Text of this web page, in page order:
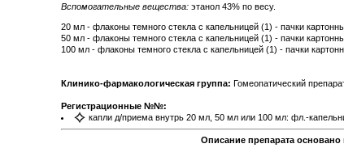
Вспомогательные вещества: этанол 43% по весу.
20 мл - флаконы темного стекла с капельницей (1) - пачки
50 мл - флаконы темного стекла с капельницей (1) - пачки
100 мл - флаконы темного стекла с капельницей (1) - пачки
Клинико-фармакологическая группа: Гомеопатический
Регистрационные №№:
капли д/приема внутрь 20 мл, 50 мл или 100 мл: фл.-
Описание препарата